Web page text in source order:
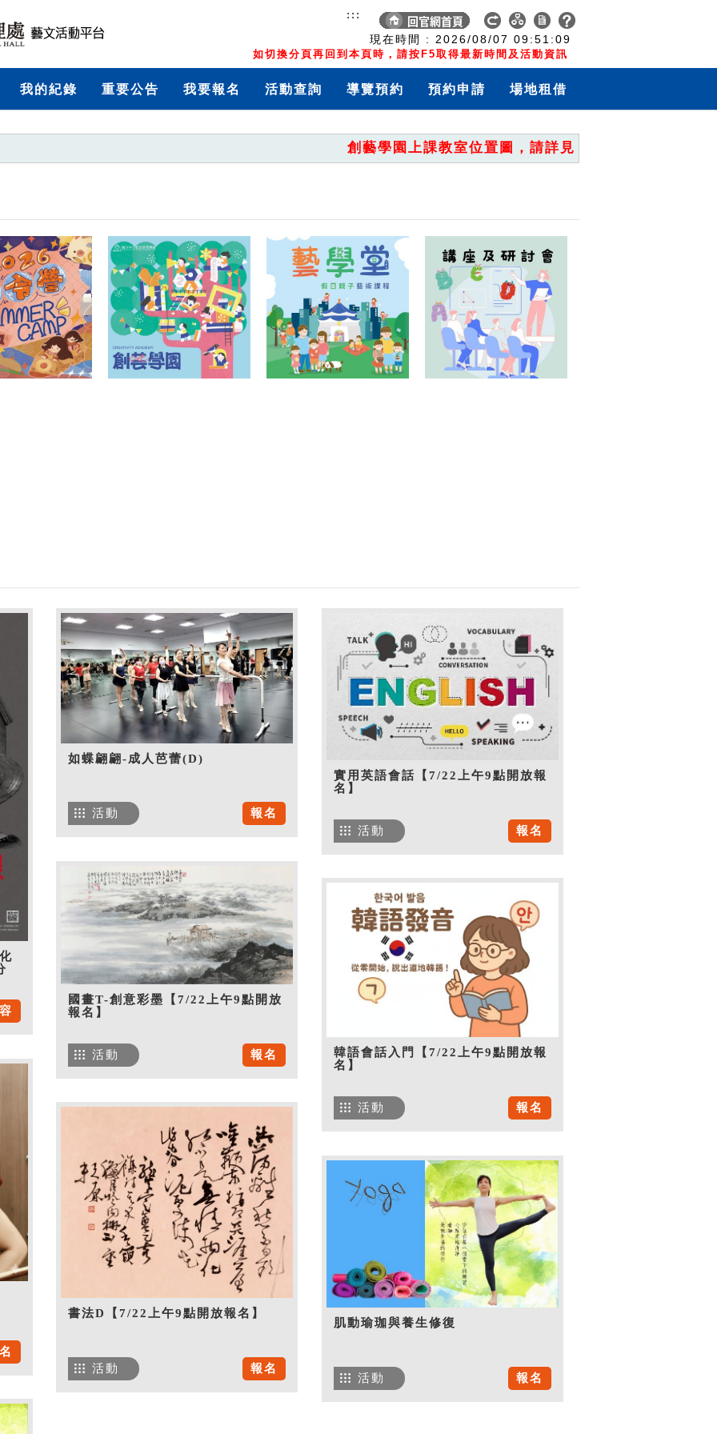
現在時間 : 2026/08/07 09:51:10
如切換分頁再回到本頁時，請按F5取得最新時間及活動資訊
:::
我的紀錄 重要公告 我要報名 活動查詢 導覽預約 預約申請 場地租借
創藝學園上課教室位置圖，請詳見「重要公告」。
如蝶翩翩-成人芭蕾(D)
報名
活動
實用英語會話【7/22上午9點開放報
名】
報名
活動
國畫T-創意彩墨【7/22上午9點開放
報名】
報名
活動
韓語會話入門【7/22上午9點開放報
名】
報名
活動
書法D【7/22上午9點開放報名】
報名
活動
肌動瑜珈與養生修復
報名
活動